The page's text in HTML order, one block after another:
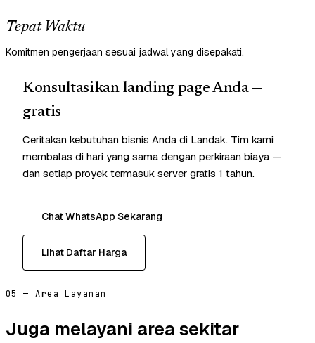
Tepat Waktu
Komitmen pengerjaan sesuai jadwal yang disepakati.
Konsultasikan landing page Anda —
gratis
Ceritakan kebutuhan bisnis Anda di Landak. Tim kami
membalas di hari yang sama dengan perkiraan biaya —
dan setiap proyek termasuk server gratis 1 tahun.
Chat WhatsApp Sekarang
Lihat Daftar Harga
05 — Area Layanan
Juga melayani area sekitar